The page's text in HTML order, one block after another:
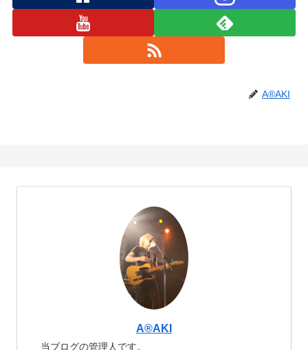
A®️AKI
A®️AKI
当ブログの管理人です。